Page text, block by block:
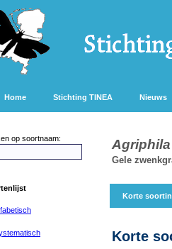
Home Stichting TINEA Nieuws
op soortnaam:
Gele
Korte
Korte